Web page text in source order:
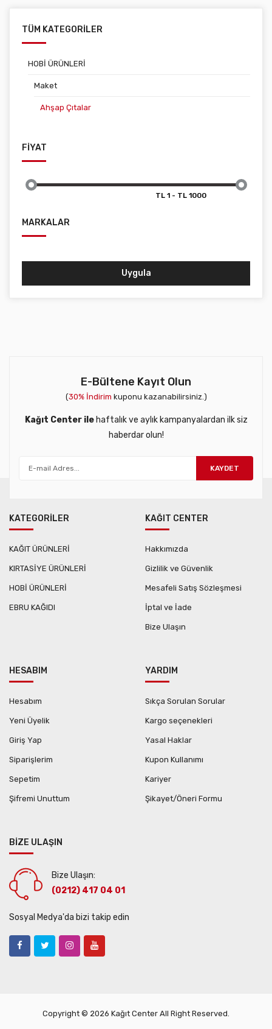
TÜM KATEGORİLER
HOBİ ÜRÜNLERİ
Maket
Ahşap Çıtalar
FİYAT
MARKALAR
Uygula
E-Bültene Kayıt Olun
(30% İndirim kuponu kazanabilirsiniz.)
Kağıt Center ilehaftalık ve aylık kampanyalardan ilk siz
haberdar olun!
KAYDET
KATEGORİLER
KAĞIT ÜRÜNLERİ
KIRTASİYE ÜRÜNLERİ
HOBİ ÜRÜNLERİ
EBRU KAĞIDI
KAĞIT CENTER
Hakkımızda
Gizlilik ve Güvenlik
Mesafeli Satış Sözleşmesi
İptal ve İade
Bize Ulaşın
HESABIM
Hesabım
Yeni Üyelik
Giriş Yap
Siparişlerim
Sepetim
Şifremi Unuttum
YARDIM
Sıkça Sorulan Sorular
Kargo seçenekleri
Yasal Haklar
Kupon Kullanımı
Kariyer
Şikayet/Öneri Formu
BİZE ULAŞIN
Bize Ulaşın:
(0212) 417 04 01
Sosyal Medya'da bizi takip edin
Copyright © 2026 Kağıt Center All Right Reserved.